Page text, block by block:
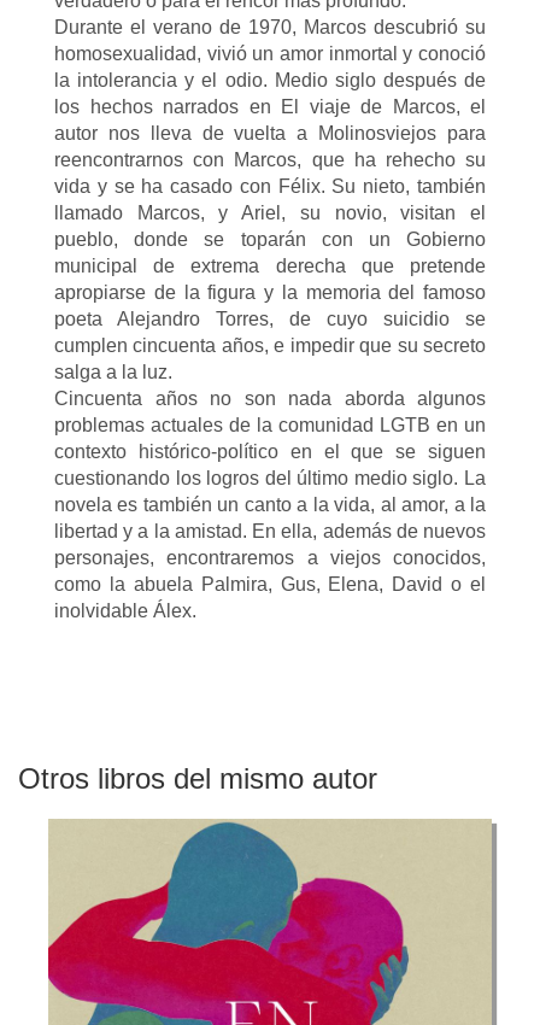
Durante el verano de 1970, Marcos descubrió su
homosexualidad, vivió un amor inmortal y conoció
la intolerancia y el odio. Medio siglo después de
los hechos narrados en El viaje de Marcos, el
autor nos lleva de vuelta a Molinosviejos para
reencontrarnos con Marcos, que ha rehecho su
vida y se ha casado con Félix. Su nieto, también
llamado Marcos, y Ariel, su novio, visitan el
pueblo, donde se toparán con un Gobierno
municipal de extrema derecha que pretende
apropiarse de la figura y la memoria del famoso
poeta Alejandro Torres, de cuyo suicidio se
cumplen cincuenta años, e impedir que su secreto
salga a la luz.
Cincuenta años no son nada aborda algunos
problemas actuales de la comunidad LGTB en un
contexto histórico-político en el que se siguen
cuestionando los logros del último medio siglo. La
novela es también un canto a la vida, al amor, a la
libertad y a la amistad. En ella, además de nuevos
personajes, encontraremos a viejos conocidos,
como la abuela Palmira, Gus, Elena, David o el
inolvidable Álex.
Otros libros del mismo autor